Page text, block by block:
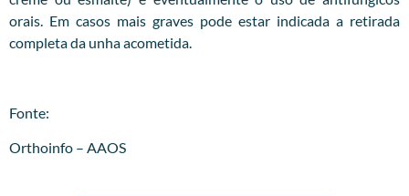
orais. Em casos mais graves pode estar indicada a retirada
completa da unha acometida.
Fonte:
Orthoinfo – AAOS